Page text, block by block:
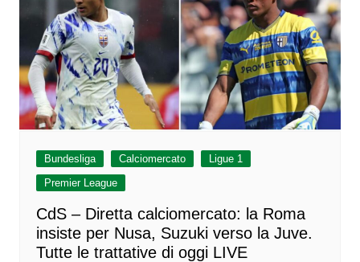
Bundesliga Calciomercato
Ligue 1
Premier League
CdS – Diretta calciomercato: la Roma
insiste per Nusa, Suzuki verso la Juve.
Tutte le trattative di oggi LIVE